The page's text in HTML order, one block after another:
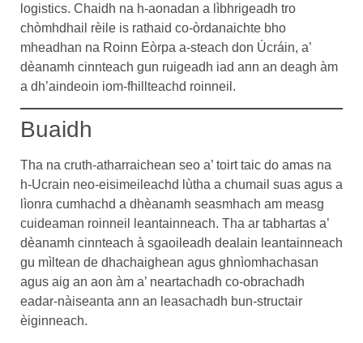
logistics. Chaidh na h-aonadan a lìbhrigeadh tro
chòmhdhail rèile is rathaid co-òrdanaichte bho
mheadhan na Roinn Eòrpa a-steach don Úcráin, a’
dèanamh cinnteach gun ruigeadh iad ann an deagh àm
a dh’aindeoin iom-fhillteachd roinneil.
Buaidh
Tha na cruth-atharraichean seo a’ toirt taic do amas na
h-Ucrain neo-eisimeileachd lùtha a chumail suas agus a
lìonra cumhachd a dhèanamh seasmhach am measg
cuideaman roinneil leantainneach. Tha ar tabhartas a’
dèanamh cinnteach à sgaoileadh dealain leantainneach
gu mìltean de dhachaighean agus ghnìomhachasan
agus aig an aon àm a’ neartachadh co-obrachadh
eadar-nàiseanta ann an leasachadh bun-structair
èiginneach.